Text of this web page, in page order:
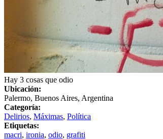
Hay 3 cosas que odio
Ubicación:
Palermo, Buenos Aires, Argentina
Categoría:
Delirios, Máximas, Política
Etiquetas:
macri, ironia, odio, grafiti